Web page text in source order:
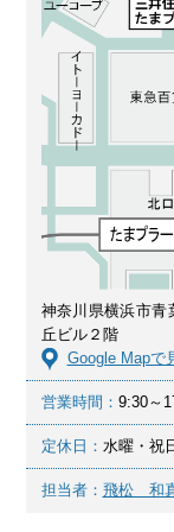
神奈川県横浜市青
丘ビル２階
Google Mapで
営業時間： 9:30～
定休日： 水曜・祝
担当者： 飛松 和